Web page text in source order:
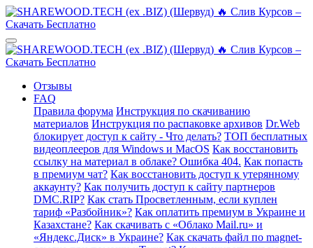
Отзывы
FAQ
Правила форума Инструкция по скачиванию
материалов Инструкция по распаковке архивов Dr.Web
блокирует доступ к сайту - Что делать? ТОП бесплатных
видеоплееров для Windows и MacOS Как восстановить
ссылку на материал в облаке? Ошибка 404. Как попасть
в премиум чат? Как восстановить доступ к утерянному
аккаунту? Как получить доступ к сайту партнеров
DMC.RIP? Как стать Просветленным, если куплен
тариф «Разбойник»? Как оплатить премиум в Украине и
Казахстане? Как скачивать с «Облако Mail.ru» и
«Яндекс.Диск» в Украине? Как скачать файл по magnet-